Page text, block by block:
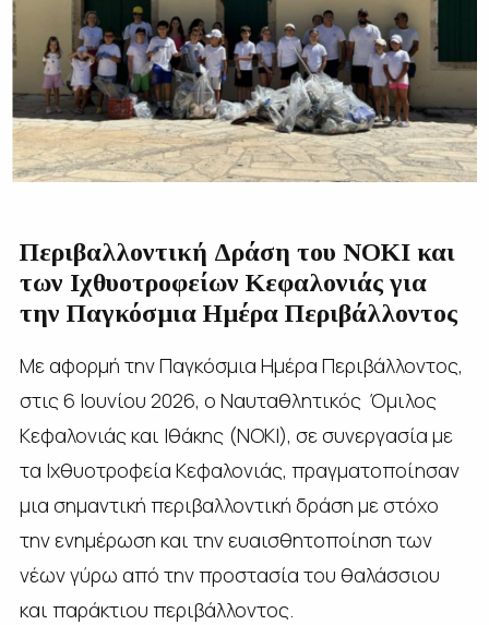
Περιβαλλοντική Δράση του ΝΟΚΙ και
των Ιχθυοτροφείων Κεφαλονιάς για
την Παγκόσμια Ημέρα Περιβάλλοντος
Με αφορμή την Παγκόσμια Ημέρα Περιβάλλοντος,
στις 6 Ιουνίου 2026, ο Ναυταθλητικός Όμιλος
Κεφαλονιάς και Ιθάκης (ΝΟΚΙ), σε συνεργασία με
τα Ιχθυοτροφεία Κεφαλονιάς, πραγματοποίησαν
μια σημαντική περιβαλλοντική δράση με στόχο
την ενημέρωση και την ευαισθητοποίηση των
νέων γύρω από την προστασία του θαλάσσιου
και παράκτιου περιβάλλοντος.